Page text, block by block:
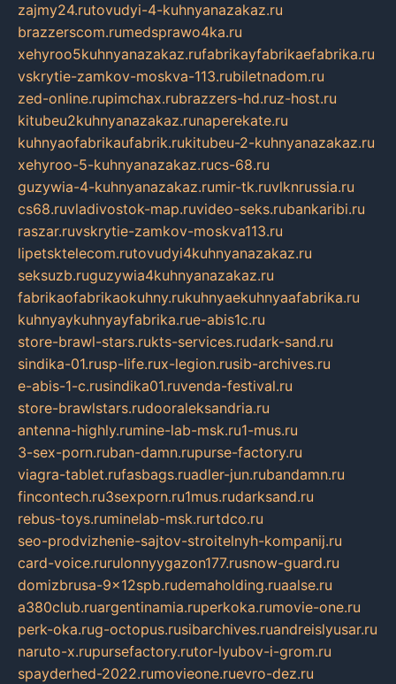
zajmy24.rutovudyi-4-kuhnyanazakaz.ru
brazzerscom.rumedsprawo4ka.ru
xehyroo5kuhnyanazakaz.rufabrikayfabrikaefabrika.ru
vskrytie-zamkov-moskva-113.rubiletnadom.ru
zed-online.rupimchax.rubrazzers-hd.ruz-host.ru
kitubeu2kuhnyanazakaz.runaperekate.ru
kuhnyaofabrikaufabrik.rukitubeu-2-kuhnyanazakaz.ru
xehyroo-5-kuhnyanazakaz.rucs-68.ru
guzywia-4-kuhnyanazakaz.rumir-tk.ruvlknrussia.ru
cs68.ruvladivostok-map.ruvideo-seks.rubankaribi.ru
raszar.ruvskrytie-zamkov-moskva113.ru
lipetsktelecom.rutovudyi4kuhnyanazakaz.ru
seksuzb.ruguzywia4kuhnyanazakaz.ru
fabrikaofabrikaokuhny.rukuhnyaekuhnyaafabrika.ru
kuhnyaykuhnyayfabrika.rue-abis1c.ru
store-brawl-stars.rukts-services.rudark-sand.ru
sindika-01.rusp-life.rux-legion.rusib-archives.ru
e-abis-1-c.rusindika01.ruvenda-festival.ru
store-brawlstars.rudooraleksandria.ru
antenna-highly.rumine-lab-msk.ru1-mus.ru
3-sex-porn.ruban-damn.rupurse-factory.ru
viagra-tablet.rufasbags.ruadler-jun.rubandamn.ru
fincontech.ru3sexporn.ru1mus.rudarksand.ru
rebus-toys.ruminelab-msk.rurtdco.ru
seo-prodvizhenie-sajtov-stroitelnyh-kompanij.ru
card-voice.rurulonnyygazon177.rusnow-guard.ru
domizbrusa-9x12spb.rudemaholding.ruaalse.ru
a380club.ruargentinamia.ruperkoka.rumovie-one.ru
perk-oka.rug-octopus.rusibarchives.ruandreislyusar.ru
naruto-x.rupursefactory.rutor-lyubov-i-grom.ru
spayderhed-2022.rumovieone.ruevro-dez.ru